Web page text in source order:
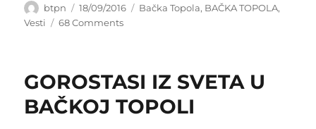
Author
btpn
Posted
on
18/09/2016 Categories
Bačka Topola, BAČKA TOPOLA,
Vesti
68 Commentson
MAČ
GOROSTASI IZ SVETA U
BAČKOJ TOPOLI